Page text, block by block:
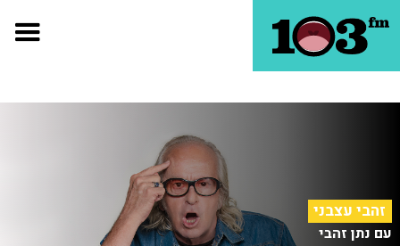
זהבי עצבני
עם נתן זהבי